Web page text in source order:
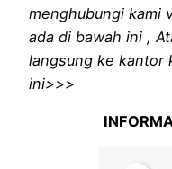
menghubungi kami
ada di bawah ini ,
langsung ke kantor
ini>>>